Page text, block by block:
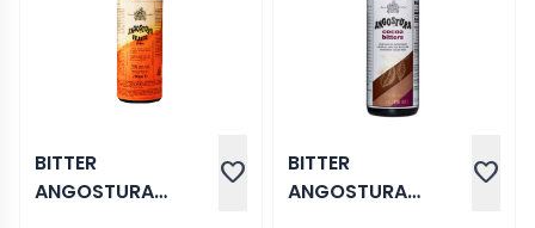
BITTER
ANGOSTURA
favorite
BITTER
ANGOSTURA
favorite